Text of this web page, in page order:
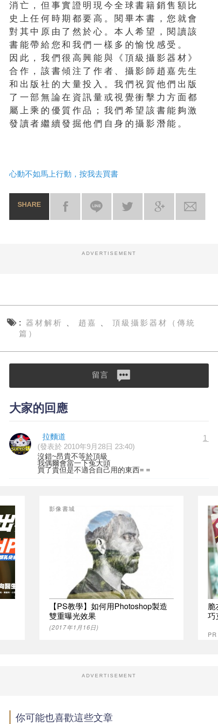
消亡，但事實證明現今全球書籍銷售額比
史上任何時期都要高。閱畢本書，您就會
對其中原由了然於心。本人希望，閱讀該
書能帶給您和我們一樣多的愉悅感受。
因此，我們很高興能與《頂級攝影器材》
合作，該書傾注了作者、攝影師趙嘉先生
和出版社的大量投入。我們祝賀他們出版
了一部無論在資訊量或視覺衝擊力方面都
屬上乘的優質作品；我們希望該書能夠激
發讀者繼續發掘他們自身的攝影潛能。
心動不如馬上行動，按我去買書
SHARE
ADVERTISEMENT
器材解析 趙嘉
頂級攝影器材（傳統
篇）
留言
大家的回應
拉麵道
(發表於 2010年9月28日 23:40)
1
沒錯~昂貴不等於頂級
我偶爾會當一下冤大頭
買了貴但是不適合自己用的東西= =
【PS教學】如何用Photoshop製造
雙重曝光效果
影像書城
(2017年1月16日)
脆
巧
ADVERTISEMENT
你可能也喜歡這些文章